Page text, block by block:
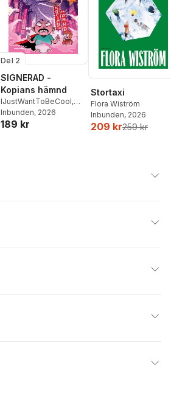
Del 2
SIGNERAD -
Kopians hämnd
IJustWantToBeCool,
Joel Adolphson
Ejdemo Beer
Inbunden, 2026
189 kr
Stortaxi
Flora Wiström
Inbunden, 2026
209 kr259 kr